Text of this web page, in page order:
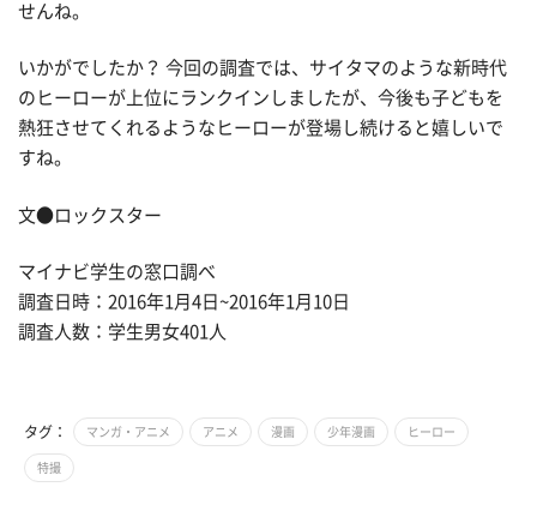
せんね。
いかがでしたか？ 今回の調査では、サイタマのような新時代
のヒーローが上位にランクインしましたが、今後も子どもを
熱狂させてくれるようなヒーローが登場し続けると嬉しいで
すね。
文●ロックスター
マイナビ学生の窓口調べ
調査日時：2016年1月4日~2016年1月10日
調査人数：学生男女401人
タグ： マンガ・アニメ アニメ 漫画 少年漫画 ヒーロー
特撮